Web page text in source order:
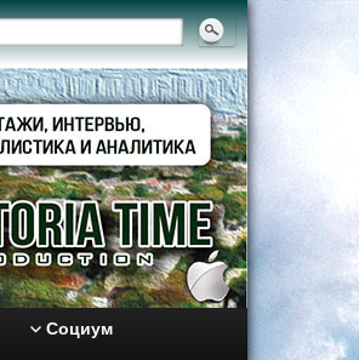
Социум